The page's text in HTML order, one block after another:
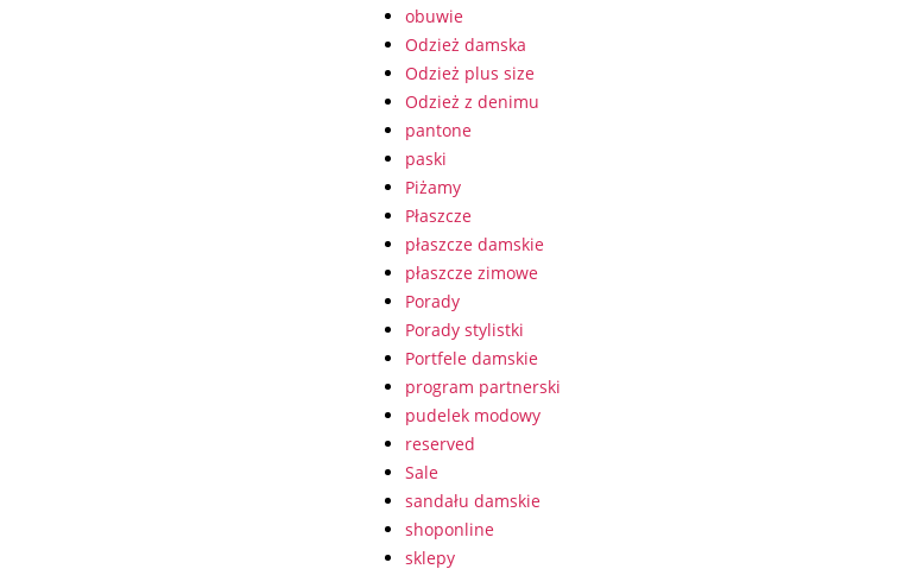
obuwie
Odzież damska
Odzież plus size
Odzież z denimu
pantone
paski
Piżamy
Płaszcze
płaszcze damskie
płaszcze zimowe
Porady
Porady stylistki
Portfele damskie
program partnerski
pudelek modowy
reserved
Sale
sandału damskie
shoponline
sklepy